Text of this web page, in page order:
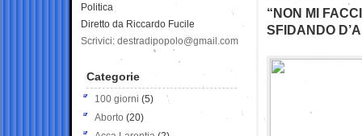
“NON MI
SFIDANDO
Politica
Diretto da Riccardo Fucile
Scrivici: destradipopolo@gmail.com
Categorie
100 giorni (5)
Aborto (20)